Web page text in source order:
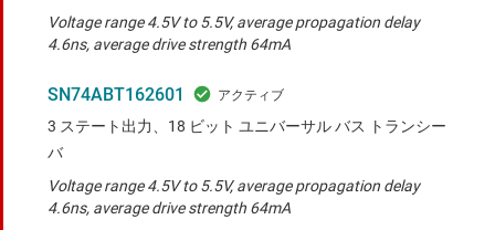
Voltage range 4.5V to 5.5V, average propagation delay
4.6ns, average drive strength 64mA
SN74ABT162601
3 ステート出力、18 ビット ユニバーサル バス トランシー
バ
Voltage range 4.5V to 5.5V, average propagation delay
4.6ns, average drive strength 64mA